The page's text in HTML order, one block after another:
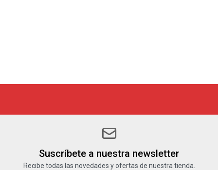
Suscríbete a nuestra newsletter
Recibe todas las novedades y ofertas de nuestra tienda.